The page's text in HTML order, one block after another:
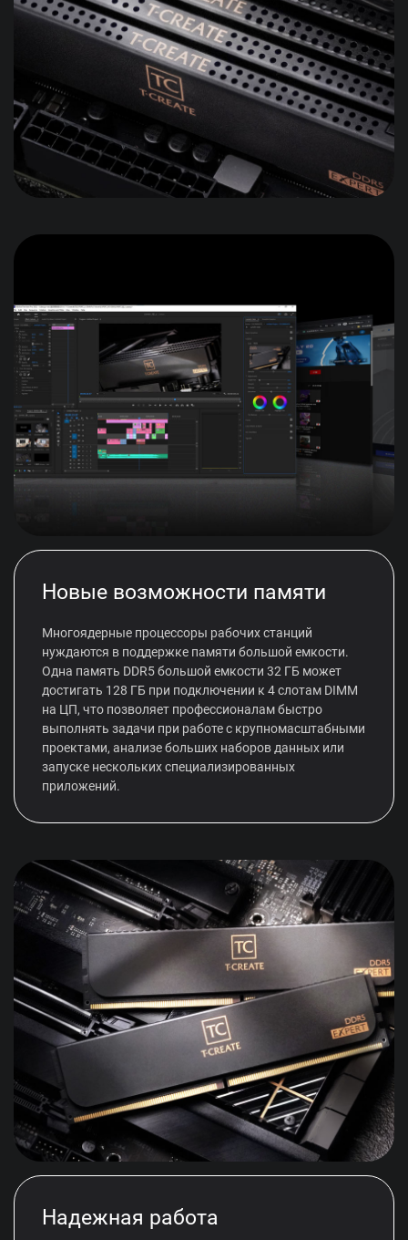
Новые возможности памяти
Многоядерные процессоры рабочих станций
нуждаются в поддержке памяти большой емкости.
Одна память DDR5 большой емкости 32 ГБ может
достигать 128 ГБ при подключении к 4 слотам DIMM
на ЦП, что позволяет профессионалам быстро
выполнять задачи при работе с крупномасштабными
проектами, анализе больших наборов данных или
запуске нескольких специализированных
приложений.
Надежная работа